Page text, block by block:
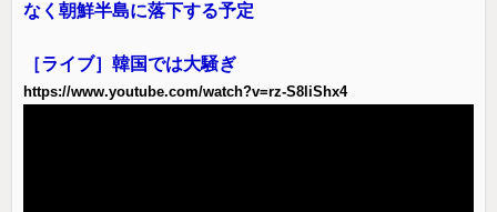
なく朝鮮半島に落下する予定
［ライブ］韓国では大騒ぎ
https://www.youtube.com/watch?v=rz-S8liShx4